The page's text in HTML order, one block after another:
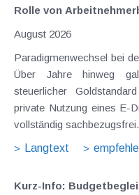
Rolle von
August 2026
Paradigmenwechsel bei
Über Jahre hinweg
steuerlicher
private Nutzung eines E-
vollständig
Langtext
Kurz-Info: